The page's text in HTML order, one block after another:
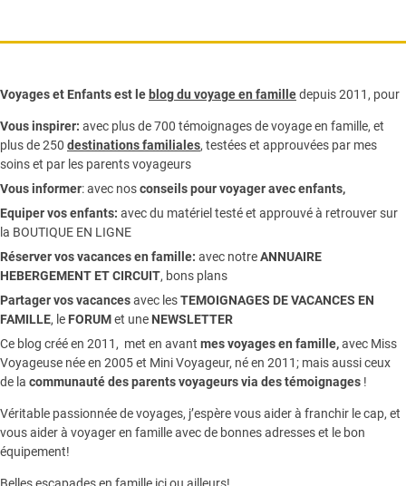
Voyages et Enfants est le blog du voyage en familledepuis 2011, pour
Vous inspirer: avec plus de 700 témoignages devoyage en famille, et
plus de 250 destinations familiales, testées et approuvées par mes
soins et par les parents voyageurs
Vous informer:avec nosconseils pour voyager avec enfants,
Equiper vos enfants: avec du matériel testé et approuvé à retrouver sur
la BOUTIQUE EN LIGNE
Réserver vos vacances en famille: avec notreANNUAIRE
HEBERGEMENT ET CIRCUIT, bons plans
Partager vos vacancesavec lesTEMOIGNAGES DE VACANCES EN
FAMILLE, le FORUMet une NEWSLETTER
Ce blog créé en 2011, met en avant mes voyages en famille,avec Miss
Voyageuse née en 2005 et Mini Voyageur, né en 2011; mais aussi ceux
de la communauté des parents voyageurs via des témoignages !
Véritable passionnée de voyages, j’espère vous aider à franchir le cap, et
vous aider à voyager en famille avec de bonnes adresses et le bon
équipement!